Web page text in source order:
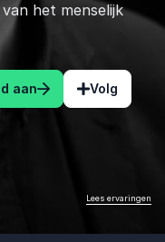
het menselijk
aan Volg
Lees ervaringen